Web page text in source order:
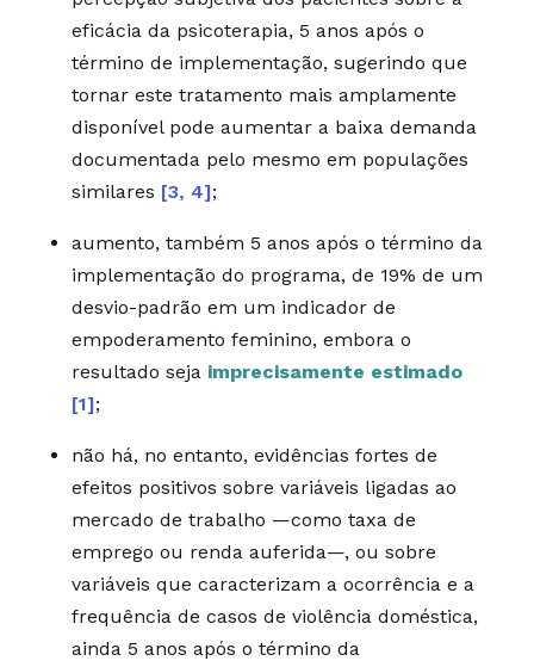
eficácia da psicoterapia, 5 anos após o
término de implementação, sugerindo que
tornar este tratamento mais amplamente
disponível pode aumentar a baixa demanda
documentada pelo mesmo em populações
similares [3, 4];
aumento, também 5 anos após o término da
implementação do programa, de 19% de um
desvio-padrão em um indicador de
empoderamento feminino, embora o
resultado seja imprecisamente estimado
[1];
não há, no entanto, evidências fortes de
efeitos positivos sobre variáveis ligadas ao
mercado de trabalho —como taxa de
emprego ou renda auferida—, ou sobre
variáveis que caracterizam a ocorrência e a
frequência de casos de violência doméstica,
ainda 5 anos após o término da